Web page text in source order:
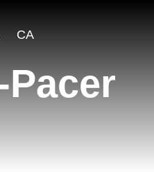
CA